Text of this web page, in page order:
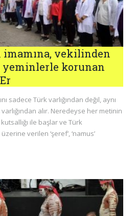
imamına, vekilinden
yeminlerle korunan
sadece Türk varlığından değil, aynı
alır. Neredeyse her metinin
ile başlar ve Türk
verilen ‘şeref’, ‘namus’